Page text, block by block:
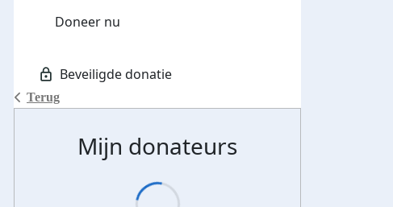
Streefbedrag verhoogd
Terug
Doneer nu
Mijn donateurs